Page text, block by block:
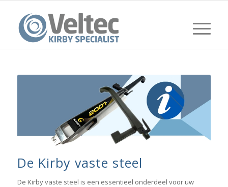
De Kirby vaste steel
De Kirby vaste steel is een essentieel onderdeel voor uw